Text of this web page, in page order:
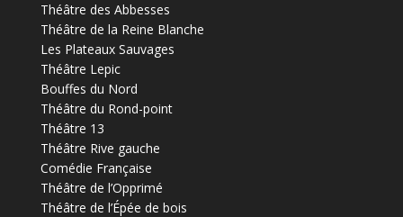
Théâtre des Abbesses
Théâtre de la Reine Blanche
Les Plateaux Sauvages
Théâtre Lepic
Bouffes du Nord
Théâtre du Rond-point
Théâtre 13
Théâtre Rive gauche
Comédie Française
Théâtre de l’Opprimé
Théâtre de l’Épée de bois